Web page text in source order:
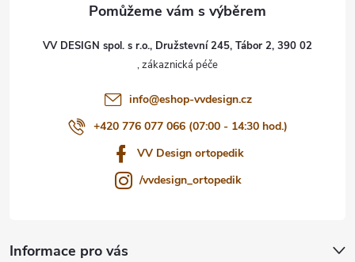
VV DESIGN spol. s r.o., Družstevní 245, Tábor 2, 390 02
info@eshop-vvdesign.cz
+420 776 077 066 (07:00 - 14:30 hod.)
VV Design ortopedik
/vvdesign_ortopedik
Informace pro vás